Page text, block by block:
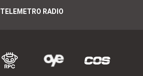
TELEMETRO RADIO